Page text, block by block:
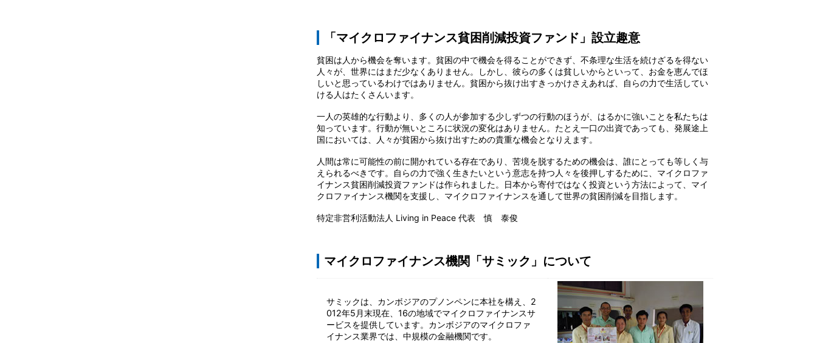
「マイクロファイナンス貧困削減投資ファンド」設立趣意
貧困は人から機会を奪います。貧困の中で機会を得ることができず、不条理な生活を続けざるを得ない
人々が、世界にはまだ少なくありません。しかし、彼らの多くは貧しいからといって、お金を恵んでほ
しいと思っているわけではありません。貧困から抜け出すきっかけさえあれば、自らの力で生活してい
ける人はたくさんいます。
一人の英雄的な行動より、多くの人が参加する少しずつの行動のほうが、はるかに強いことを私たちは
知っています。行動が無いところに状況の変化はありません。たとえ一口の出資であっても、発展途上
国においては、人々が貧困から抜け出すための貴重な機会となりえます。
人間は常に可能性の前に開かれている存在であり、苦境を脱するための機会は、誰にとっても等しく与
えられるべきです。自らの力で強く生きたいという意志を持つ人々を後押しするために、マイクロファ
イナンス貧困削減投資ファンドは作られました。日本から寄付ではなく投資という方法によって、マイ
クロファイナンス機関を支援し、マイクロファイナンスを通して世界の貧困削減を目指します。
特定非営利活動法人 Living in Peace 代表 慎 泰俊
マイクロファイナンス機関「サミック」について
サミックは、カンボジアのプノンペンに本社を構え、2
012年5月末現在、16の地域でマイクロファイナンスサ
ービスを提供しています。カンボジアのマイクロファ
イナンス業界では、中規模の金融機関です。